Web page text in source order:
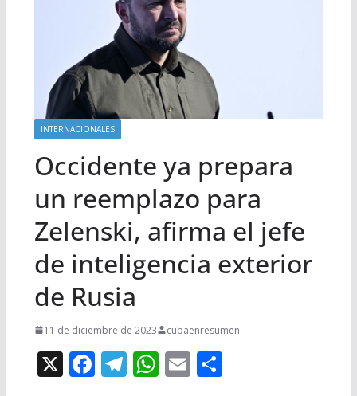
INTERNACIONALES
Occidente ya prepara
un reemplazo para
Zelenski, afirma el jefe
de inteligencia exterior
de Rusia
11 de diciembre de 2023 cubaenresumen
X F T W E C